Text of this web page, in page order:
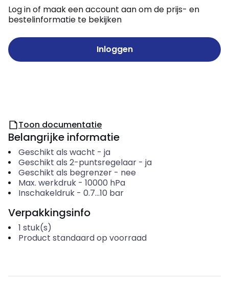
Log in of maak een account aan om de prijs- en
bestelinformatie te bekijken
Inloggen
Toon documentatie
Belangrijke informatie
Geschikt als wacht - ja
Geschikt als 2-puntsregelaar- ja
Geschikt als begrenzer- nee
Max. werkdruk- 10000 hPa
Inschakeldruk- 0.7...10 bar
Verpakkingsinfo
1 stuk(s)
Product standaard op voorraad